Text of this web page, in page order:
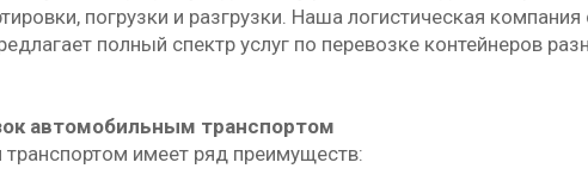
погрузки и разгрузки. Наша логистическая
полный спектр услуг по перевозке контейнеров
автомобильным транспортом
имеет ряд преимуществ: